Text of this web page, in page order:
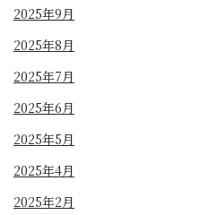
2025年9月
2025年8月
2025年7月
2025年6月
2025年5月
2025年4月
2025年2月